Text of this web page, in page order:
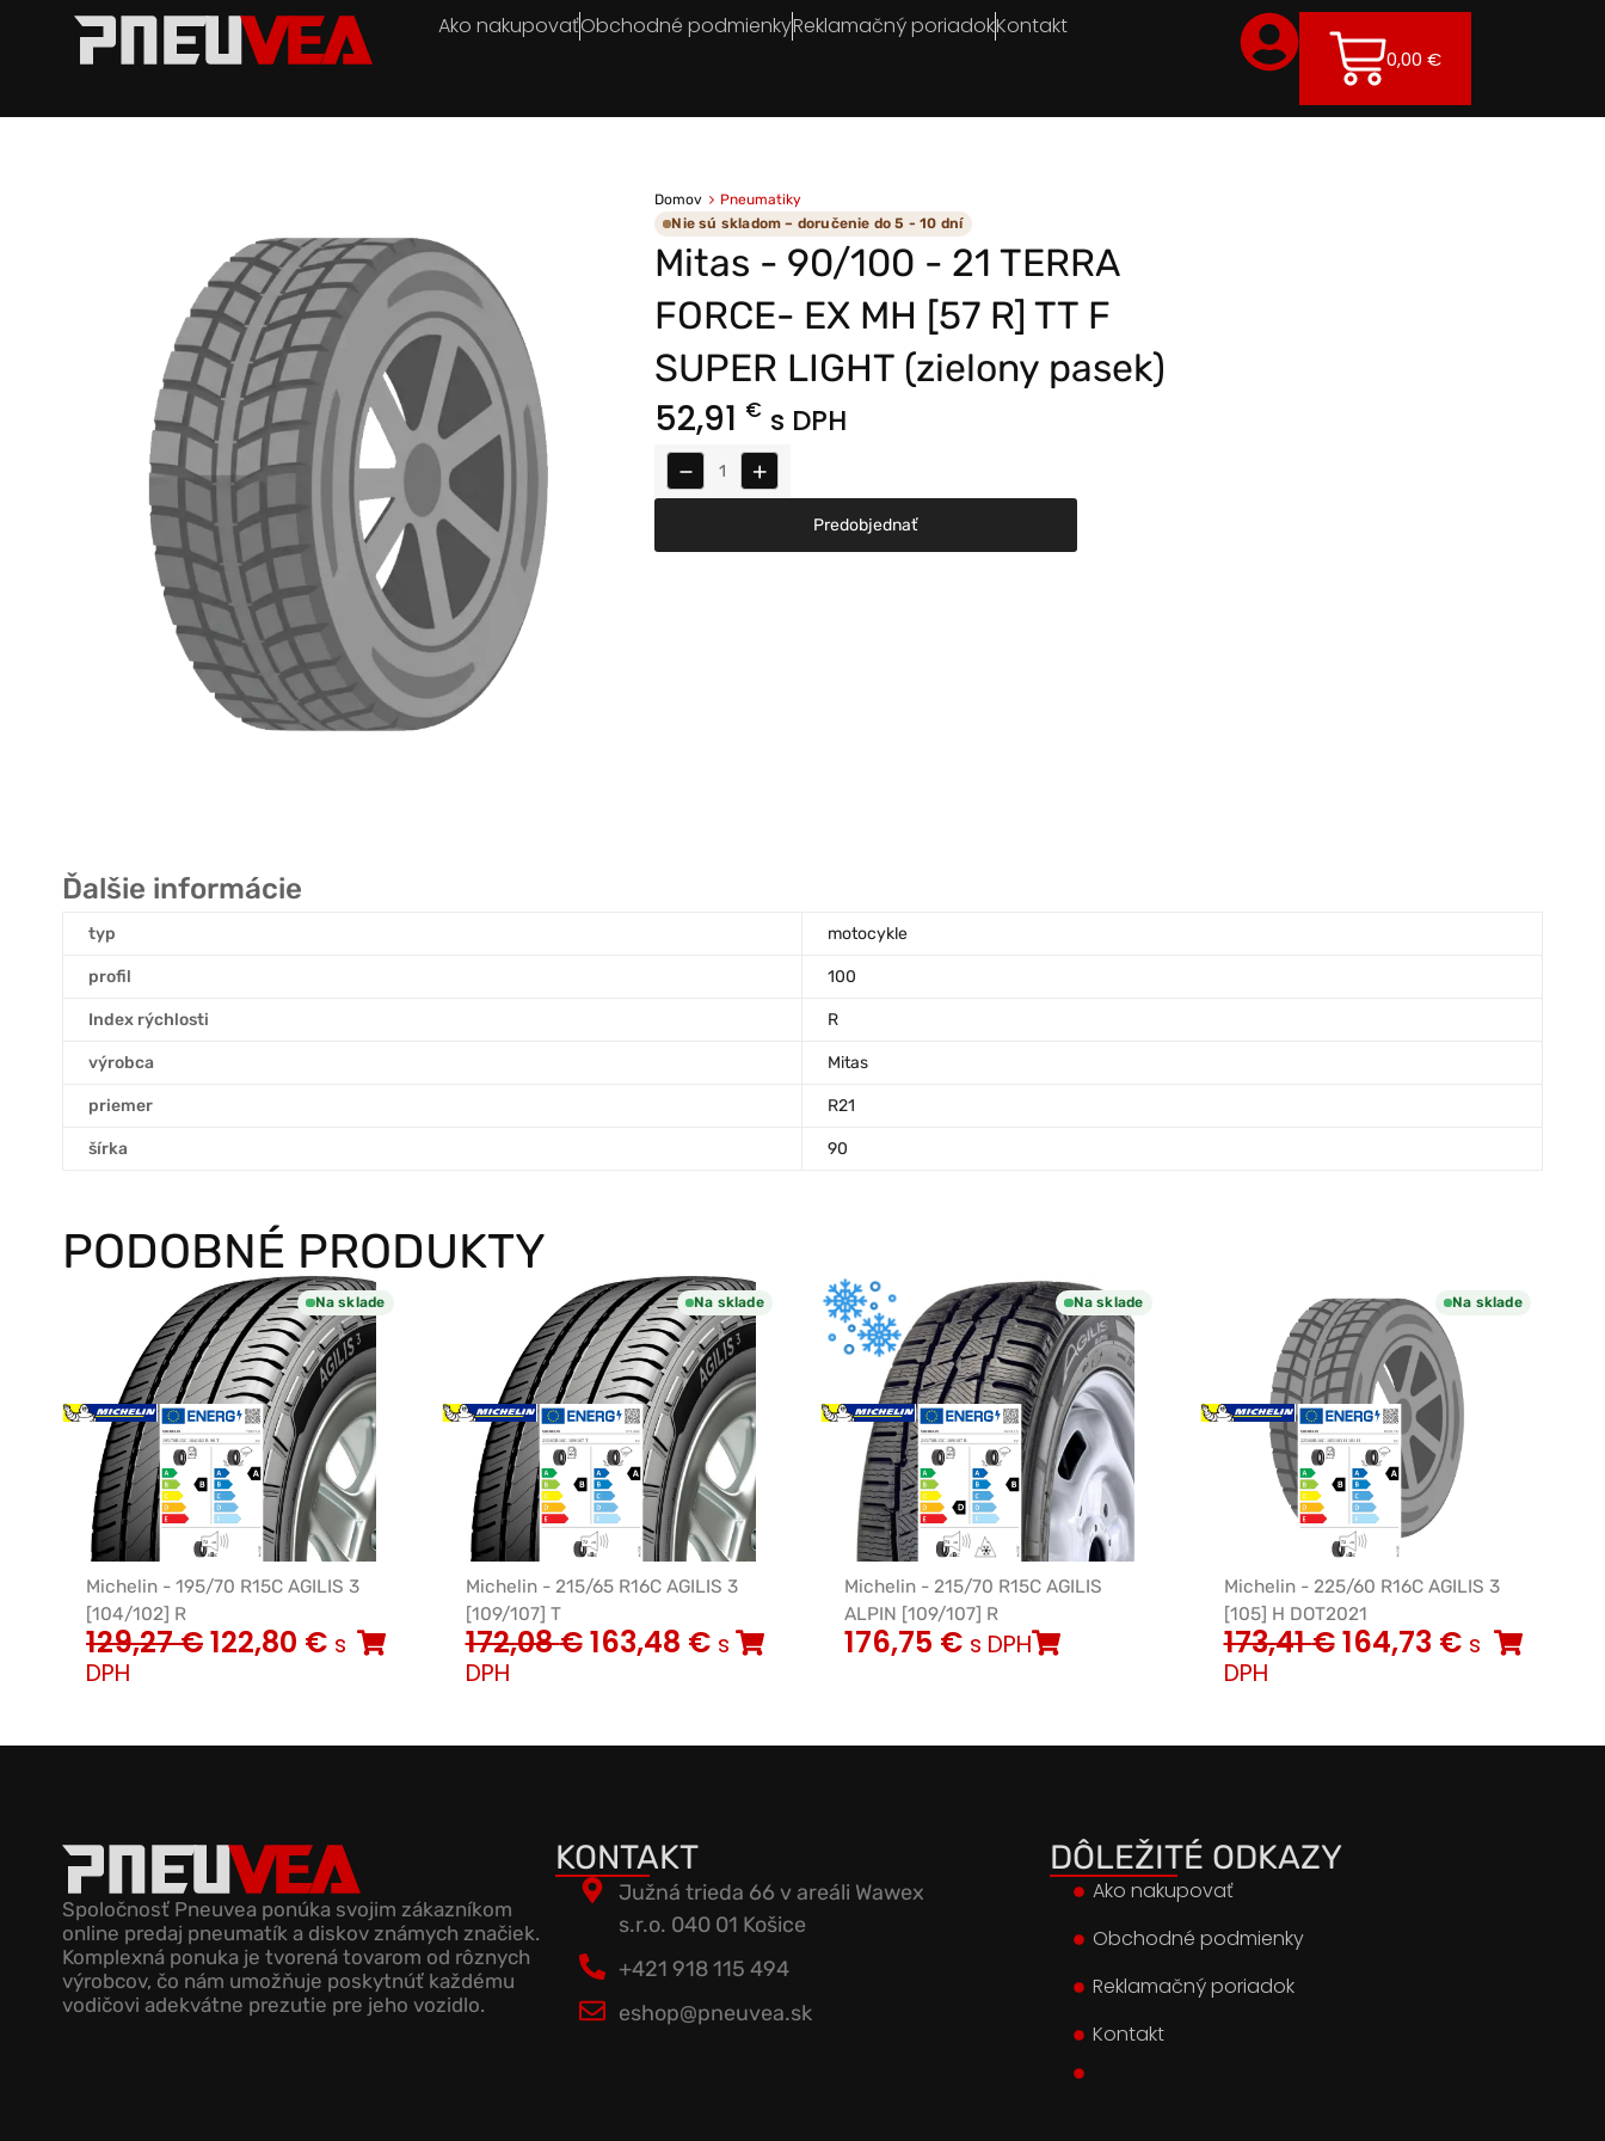
Ako nakupovaťObchodné podmienkyReklamačný poriadokKontakt
0,00 €
Domov
Pneumatiky
Nie sú skladom – doručenie do 5 - 10 dní
Mitas - 90/100 - 21 TERRA
FORCE- EX MH [57 R] TT F
SUPER LIGHT (zielony pasek)
52,91 € s DPH
− +
Predobjednať
Ďalšie informácie
typ motocykle
profil 100
Index rýchlosti R
výrobca Mitas
priemer R21
šírka 90
PODOBNÉ PRODUKTY
Na sklade
Michelin - 195/70 R15C AGILIS 3
[104/102] R
129,27€122,80 € s
DPH
Na sklade
Michelin - 215/65 R16C AGILIS 3
[109/107] T
172,08€163,48 € s
DPH
Na sklade
Michelin - 215/70 R15C AGILIS
ALPIN [109/107] R
176,75 € s DPH
Na sklade
Michelin - 225/60 R16C AGILIS 3
[105] H DOT2021
173,41€164,73 € s
DPH
Spoločnosť Pneuvea ponúka svojim zákazníkom
online predaj pneumatík a diskov známych značiek.
Komplexná ponuka je tvorená tovarom od rôznych
výrobcov, čo nám umožňuje poskytnúť každému
vodičovi adekvátne prezutie pre jeho vozidlo.
KONTAKT
Južná trieda 66 v areáli Wawex
s.r.o. 040 01 Košice
+421 918 115 494
eshop@pneuvea.sk
DÔLEŽITÉ ODKAZY
Ako nakupovať
Obchodné podmienky
Reklamačný poriadok
Kontakt